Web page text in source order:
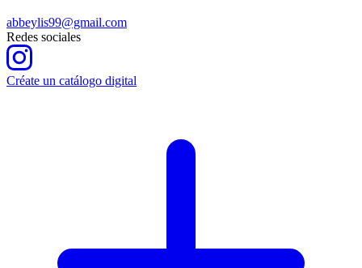
abbeylis99@gmail.com
Redes sociales
Créate un catálogo digital